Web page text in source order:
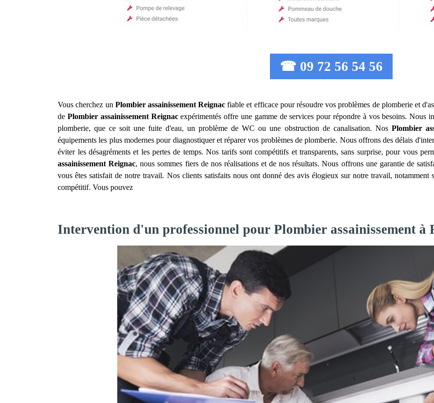
☎ 09 72 56 54 56
Vous cherchez un Plombier assainissement Reignac fiable et efficace pour résoudre vos problèmes de plomberie et
de Plombier assainissement Reignacexpérimentés offre une gamme de services pour répondre à vos besoins. Nous
plomberie, que ce soit une fuite d'eau, un problème de WC ou une obstruction de canalisation. Nos Plombier
équipements les plus modernes pour diagnostiquer et réparer vos problèmes de plomberie. Nous offrons des délais
éviter les désagréments et les pertes de temps. Nos tarifs sont compétitifs et transparents, sans surprise, pour vous
assainissement Reignac, nous sommes fiers de nos réalisations et de nos résultats. Nous offrons une garantie de
vous êtes satisfait de notre travail. Nos clients satisfaits nous ont donné des avis élogieux sur notre travail,
compétitif. Vous pouvez
Intervention d'un professionnel pour Plombier assainissement à